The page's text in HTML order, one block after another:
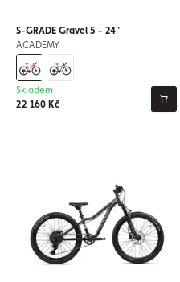
S-GRADE Gravel 5 - 24"
ACADEMY
22 160 Kč
Skladem